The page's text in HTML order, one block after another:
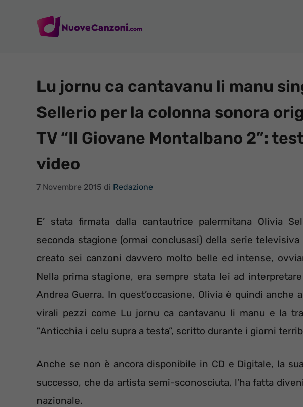
Lu jornu ca cantavanu li manu
Sellerio per la colonna sonora
TV “Il Giovane Montalbano 2”:
video
7 Novembre 2015 di Redazione
E’ stata firmata dalla cantautrice palermitana Olivia
seconda stagione (ormai conclusasi) della serie
creato sei canzoni davvero molto belle ed intense,
Nella prima stagione, era sempre stata lei ad
Andrea Guerra. In quest’occasione, Olivia è quindi
virali pezzi come Lu jornu ca cantavanu li manu e la
“Anticchia i celu supra a testa”, scritto durante i giorni
Anche se non è ancora disponibile in CD e Digitale, la
successo, che da artista semi-sconosciuta, l’ha fatta
nazionale.